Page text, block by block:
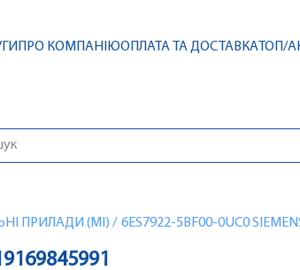
ПРО КОМПАНІЮОПЛАТА ТА ДОСТАВКАТОП/
ПРИЛАДИ (MI) / 6ES7922-5BF00-0UC0